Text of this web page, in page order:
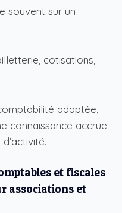
souvent sur un
cotisations,
adaptée,
connaissance accrue
et fiscales
associations et